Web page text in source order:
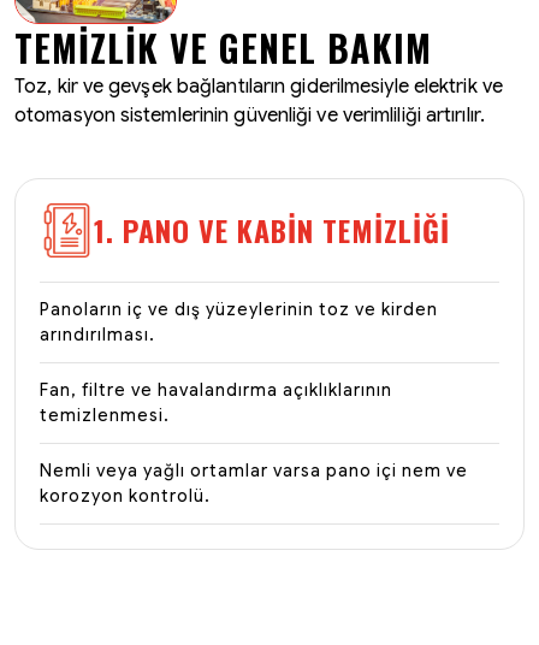
TEMIZLIK VE GENEL BAKIM
Toz, kir ve gevşek bağlantıların giderilmesiyle elektrik ve
otomasyon sistemlerinin güvenliği ve verimliliği artırılır.
1. PANO VE KABIN TEMIZLIĞI
Panoların iç ve dış yüzeylerinin toz ve kirden
arındırılması.
Fan, filtre ve havalandırma açıklıklarının
temizlenmesi.
Nemli veya yağlı ortamlar varsa pano içi nem ve
korozyon kontrolü.